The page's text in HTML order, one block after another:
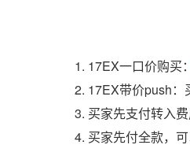
17EX一口价购买：
17EX带价push：
买家先支付转入
买家先付全款，